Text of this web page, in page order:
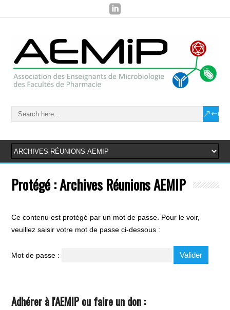
Protégé : Archives Réunions AEMIP
Ce contenu est protégé par un mot de passe. Pour le voir,
veuillez saisir votre mot de passe ci-dessous :
Mot de passe :
Adhérer à l'AEMIP ou faire un don :